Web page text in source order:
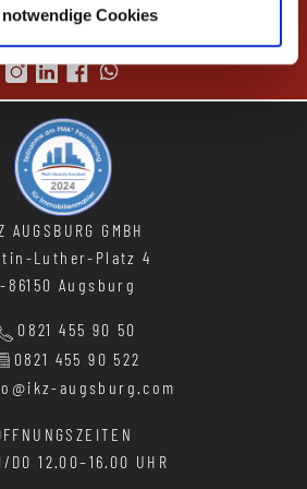
Cookies
KOMPETENZ
AUGSBURG GMBH
Luther-Platz 4
86150 Augsburg
0821 455 90 50
0821 455 90 522
augsburg.com
DO 12.00–16.00 UHR